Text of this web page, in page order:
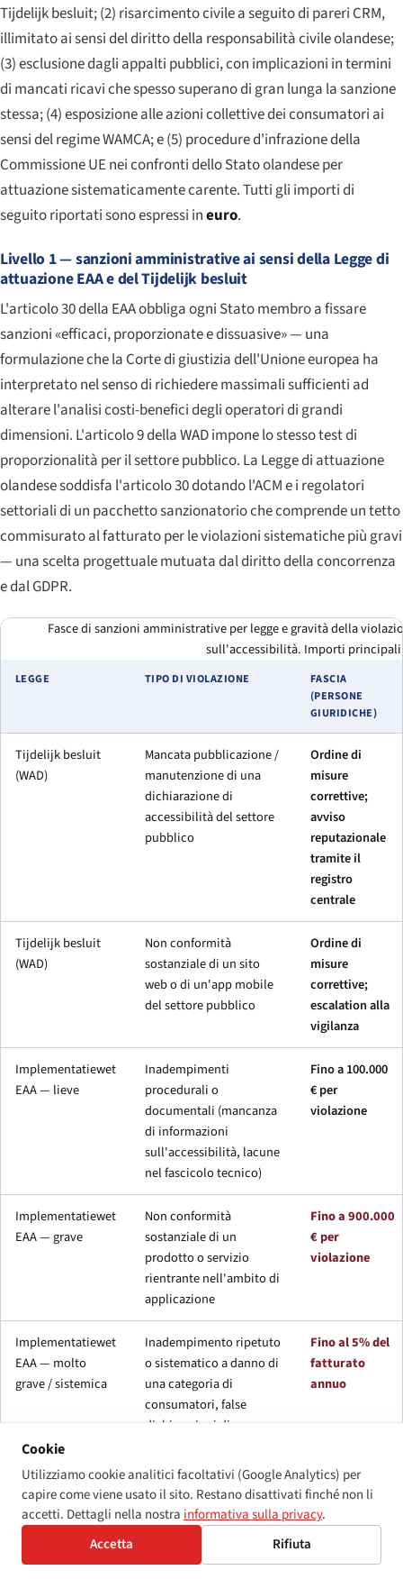
Tijdelijk besluit; (2) risarcimento civile a seguito di pareri CRM,
illimitato ai sensi del diritto della responsabilità civile olandese;
(3) esclusione dagli appalti pubblici, con implicazioni in termini
di mancati ricavi che spesso superano di gran lunga la sanzione
stessa; (4) esposizione alle azioni collettive dei consumatori ai
sensi del regime WAMCA; e (5) procedure d'infrazione della
Commissione UE nei confronti dello Stato olandese per
attuazione sistematicamente carente. Tutti gli importi di
seguito riportati sono espressi ineuro.
Livello 1 — sanzioni amministrative ai sensi della Legge di
attuazione EAA e del Tijdelijk besluit
L'articolo 30 della EAA obbliga ogni Stato membro a fissare
sanzioni «efficaci, proporzionate e dissuasive» — una
formulazione che la Corte di giustizia dell'Unione europea ha
interpretato nel senso di richiedere massimali sufficienti ad
alterare l'analisi costi-benefici degli operatori di grandi
dimensioni. L'articolo 9 della WAD impone lo stesso test di
proporzionalità per il settore pubblico. La Legge di attuazione
olandese soddisfa l'articolo 30 dotando l'ACM e i regolatori
settoriali di un pacchetto sanzionatorio che comprende un tetto
commisurato al fatturato per le violazioni sistematiche più gravi
— una scelta progettuale mutuata dal diritto della concorrenza
e dal GDPR.
Fasce di sanzioni amministrative per legge e gravità della
sull'accessibilità. Importi principali
LEGGE TIPO DI VIOLAZIONE
FASCIA
(PERSONE
GIURIDICHE)
Tijdelijk besluit
(WAD)
Mancata pubblicazione /
manutenzione di una
dichiarazione di
accessibilità del settore
pubblico
Ordine di
misure
correttive;
avviso
reputazionale
tramite il
registro
centrale
Tijdelijk besluit
(WAD)
Non conformità
sostanziale di un sito
web o di un'app mobile
del settore pubblico
Ordine di
misure
correttive;
escalation alla
vigilanza
Implementatiewet
EAA — lieve
Inadempimenti
procedurali o
documentali (mancanza
di informazioni
sull'accessibilità, lacune
nel fascicolo tecnico)
Fino a 100.000
€ per
violazione
Implementatiewet
EAA — grave
Non conformità
sostanziale di un
prodotto o servizio
rientrante nell'ambito di
applicazione
Fino a 900.000
€ per
violazione
Implementatiewet
EAA — molto
grave / sistemica
Inadempimento ripetuto
o sistematico a danno di
una categoria di
consumatori, false
dichiarazioni di
cooperare con la
vigilanza del mercato
Fino al 5% del
fatturato
annuo
WGBH/CZ tramite
i tribunali civili
Violazione del divieto di
Provvedimento
Cookie
Utilizziamo cookie analitici facoltativi (Google Analytics) per
capire come viene usato il sito. Restano disattivati finché non li
accetti. Dettagli nella nostra informativa sulla privacy.
Accetta
Rifiuta